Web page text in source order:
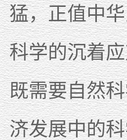
猛，正值中
科学的沉着
既需要自然
济发展中的